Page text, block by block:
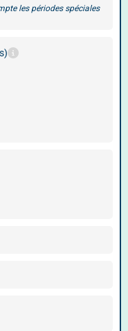
les périodes spéciales